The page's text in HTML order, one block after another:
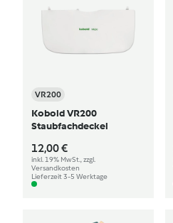
VR200
Kobold VR200
Staubfachdeckel
12,00 €
inkl. 19% MwSt., zzgl.
Versandkosten
Lieferzeit 3-5 Werktage